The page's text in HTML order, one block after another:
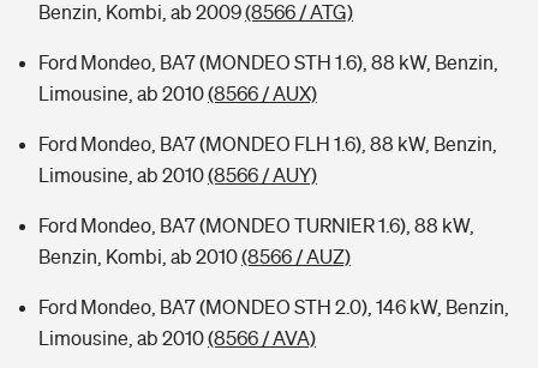
Benzin, Kombi, ab 2009(8566 / ATG)
Ford Mondeo, BA7 (MONDEO STH 1.6), 88 kW, Benzin,
Limousine, ab 2010(8566 / AUX)
Ford Mondeo, BA7 (MONDEO FLH 1.6), 88 kW, Benzin,
Limousine, ab 2010(8566 / AUY)
Ford Mondeo, BA7 (MONDEO TURNIER 1.6), 88 kW,
Benzin, Kombi, ab 2010(8566 / AUZ)
Ford Mondeo, BA7 (MONDEO STH 2.0), 146 kW, Benzin,
Limousine, ab 2010(8566 / AVA)